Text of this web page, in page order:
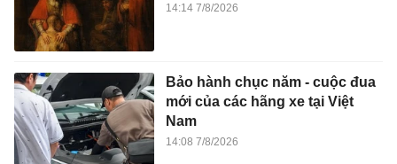
14:14 7/8/2026
Bảo hành chục năm - cuộc đua
mới của các hãng xe tại Việt
Nam
14:08 7/8/2026